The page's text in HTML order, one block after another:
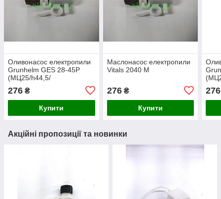
Оливонасос електропили
Grunhelm GES 28-45P
(МЦ25/h44,5/
276 ₴
Купити
Маслонасос електропили
Vitals 2040 M
276₴
Купити
276
Акційні пропозиції та новинки